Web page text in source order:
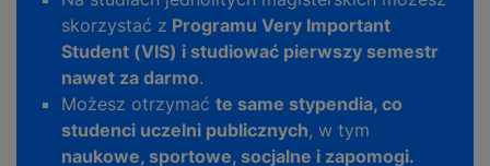
skorzystać z Programu Very Important
Student (VIS) i studiować pierwszy semestr
nawet za darmo.
Możesz otrzymać te same stypendia, co
studenci uczelni publicznych, w tym
naukowe, sportowe, socjalne i zapomogi.